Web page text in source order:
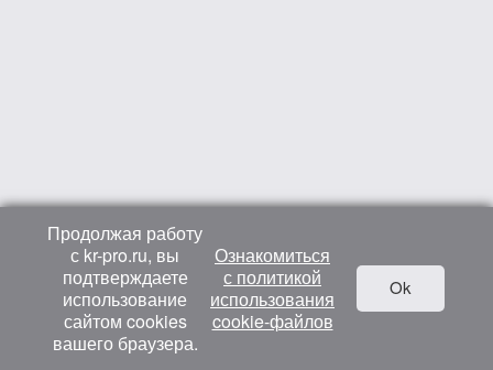
Продолжая работу
с kr-pro.ru, вы
подтверждаете
использование
сайтом cookies
вашего браузера.
Ознакомиться
с политикой
использования
cookie-файлов
Ok